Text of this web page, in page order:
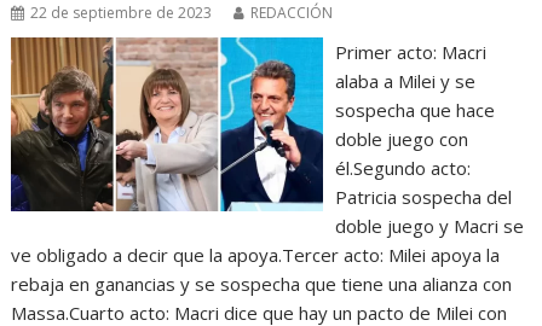
22 de septiembre de 2023 REDACCIÓN
Primer acto: Macri
alaba a Milei y se
sospecha que hace
doble juego con
él.Segundo acto:
Patricia sospecha del
doble juego y Macri se
ve obligado a decir que la apoya.Tercer acto: Milei apoya la
rebaja en ganancias y se sospecha que tiene una alianza con
Massa.Cuarto acto: Macri dice que hay un pacto de Milei con